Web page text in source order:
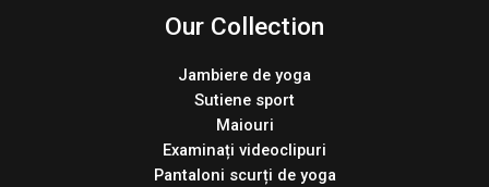
Our Collection
Jambiere de yoga
Sutiene sport
Maiouri
Examinați videoclipuri
Pantaloni scurți de yoga